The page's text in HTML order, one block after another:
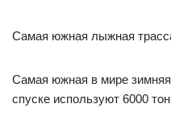
Самая южная лыжная
Самая южная в мире
спуске используют 6000